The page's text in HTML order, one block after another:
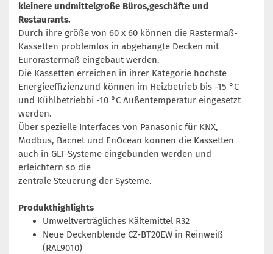
kleinere undmittelgroße Büros,geschäfte und
Restaurants.
Durch ihre größe von 60 x 60 können die Rastermaß-
Kassetten problemlos in abgehängte Decken mit
Eurorastermaß eingebaut werden.
Die Kassetten erreichen in ihrer Kategorie höchste
Energieeffizienzund können im Heizbetrieb bis -15 °C
und Kühlbetriebbi -10 °C Außentemperatur eingesetzt
werden.
Über spezielle Interfaces von Panasonic für KNX,
Modbus, Bacnet und EnOcean können die Kassetten
auch in GLT-Systeme eingebunden werden und
erleichtern so die
zentrale Steuerung der Systeme.
Produkthighlights
Umweltverträgliches Kältemittel R32
Neue Deckenblende CZ-BT20EW in Reinweiß
(RAL9010)